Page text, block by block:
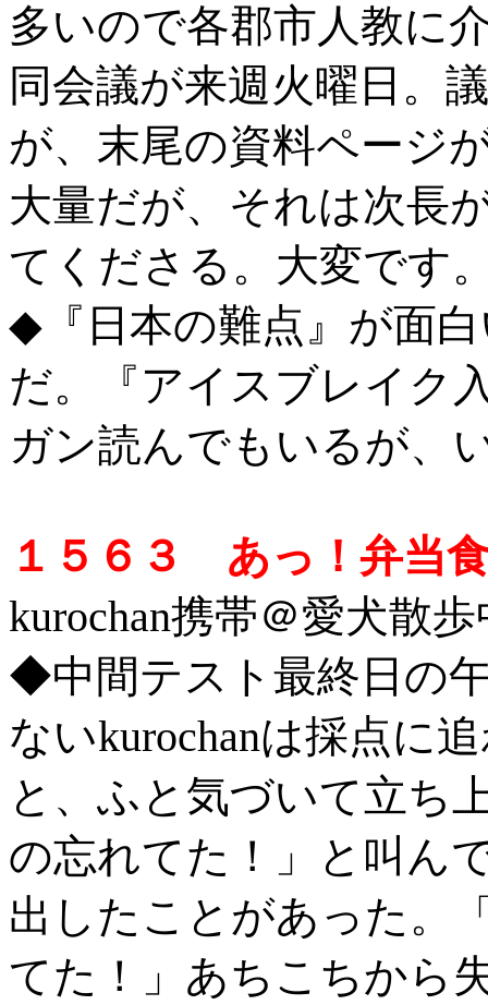
多いので各郡市人教に
同会議が来週火曜日。
が、末尾の資料ページ
大量だが、それは次長
てくださる。大変です
◆『日本の難点』が面
だ。『アイスブレイク
ガン読んでもいるが、
１５６３ あっ！弁当
kurochan携帯＠愛犬散
◆中間テスト最終日の
ないkurochanは採点に
と、ふと気づいて立ち
の忘れてた！」と叫ん
出したことがあった。
てた！」あちこちから